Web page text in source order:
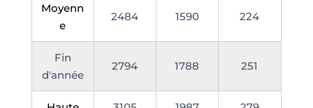
Moyenn
e
2484 1590 224
Fin
d'année
2794 1788 251